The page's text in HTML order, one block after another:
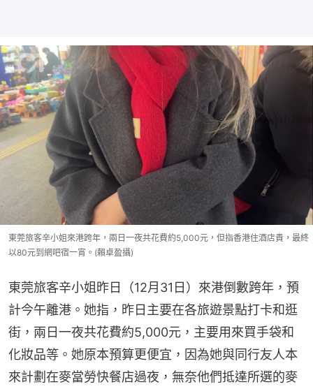
東莞旅客辛小姐來港跨年，兩日一夜共花費約5,000元，但指香港住酒店貴，最終
以80元到網吧宿一宵。(賴卓盈攝)
東莞旅客辛小姐昨日（12月31日）來港倒數跨年，預
計今午離港。她指，昨日主要在各旅遊景點打卡和逛
街，兩日一夜共花費約5,000元，主要用來買手袋和
化妝品等。她原本預算更便宜，因為她與同行友人本
來計劃在麥當勞快餐店過夜，無奈他們抵達所選的麥